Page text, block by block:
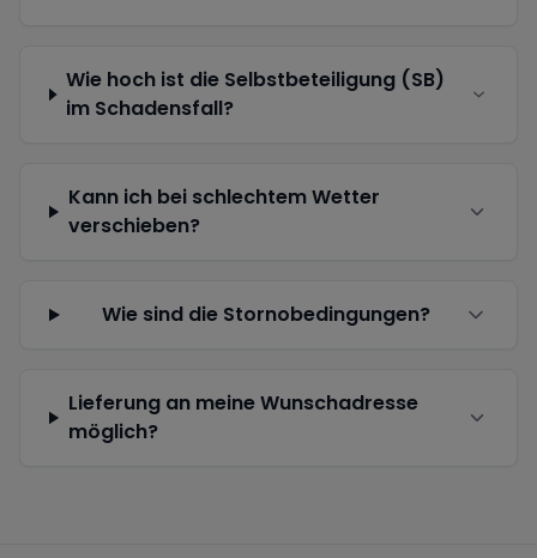
Wie hoch ist die Selbstbeteiligung (SB)
im Schadensfall?
Kann ich bei schlechtem Wetter
verschieben?
Wie sind die Stornobedingungen?
Lieferung an meine Wunschadresse
möglich?